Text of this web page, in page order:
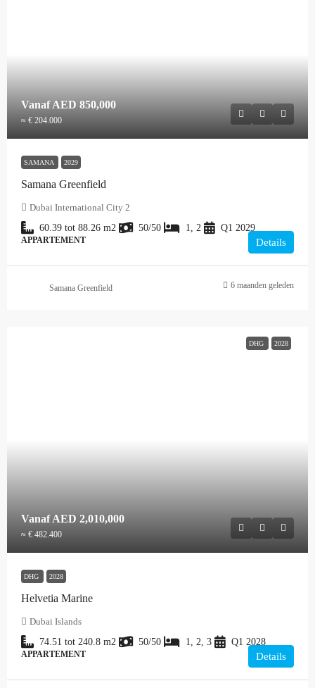
VanafAED 850,000
≈ € 204.000
SAMANA 2029
Samana Greenfield
Dubai International City 2
60.39 tot 88.26 m2 50/50 1, 2 Q1 2029
APPARTEMENT Details
Samana Greenfield 6 maanden geleden
DHG 2028
VanafAED 2,010,000
≈ € 482.400
DHG 2028
Helvetia Marine
Dubai Islands
74.51 tot 240.8 m2 50/50 1, 2, 3 Q1 2028
APPARTEMENT Details